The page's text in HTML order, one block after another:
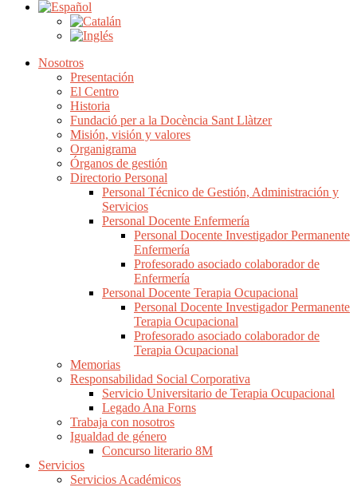
Nosotros
Presentación
El Centro
Historia
Fundació per a la Docència Sant Llàtzer
Misión, visión y valores
Organigrama
Órganos de gestión
Directorio Personal
Personal Técnico de Gestión, Administración y
Servicios
Personal Docente Enfermería
Personal Docente Investigador Permanente
Enfermería
Profesorado asociado colaborador de
Enfermería
Personal Docente Terapia Ocupacional
Personal Docente Investigador Permanente
Terapia Ocupacional
Profesorado asociado colaborador de
Terapia Ocupacional
Memorias
Responsabilidad Social Corporativa
Servicio Universitario de Terapia Ocupacional
Legado Ana Forns
Trabaja con nosotros
Igualdad de género
Concurso literario 8M
Servicios
Servicios Académicos